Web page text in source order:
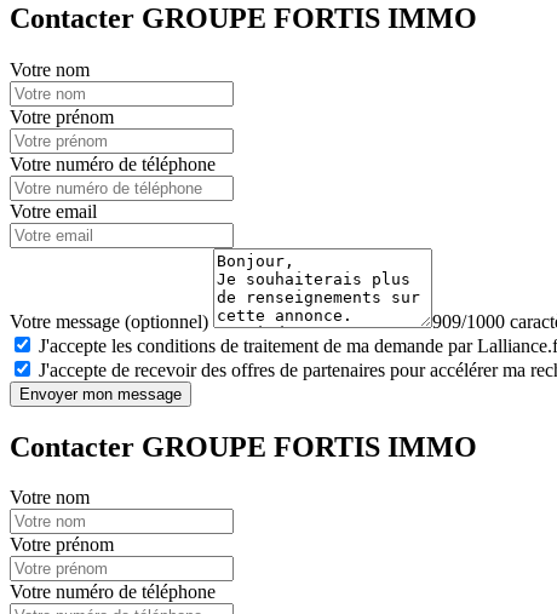
Contacter GROUPE FORTIS IMMO
Votre nom
Votre prénom
Votre numéro de téléphone
Votre email
Votre message (optionnel)
909/1000
J'accepte les conditions de traitement de ma demande par
J'accepte de recevoir des offres de partenaires pour accélérer ma
Envoyer mon message
Contacter GROUPE FORTIS IMMO
Votre nom
Votre prénom
Votre numéro de téléphone